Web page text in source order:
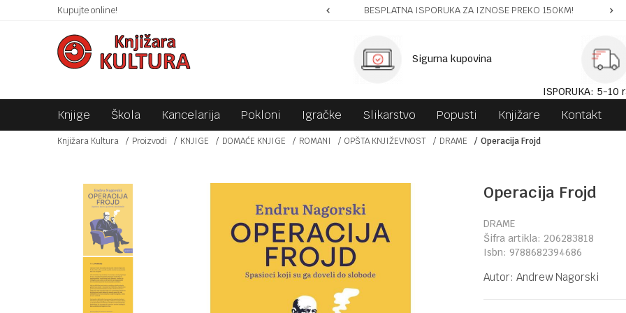
Kupujte online!SIGURNO PLAĆANJE PLATNIM KARTICAMA! BESPLATNA ISPORUKA ZA IZNOSE PREKO 150KM!
Sigurna kupovina
ISPORUKA: 5-10
Knjige Škola Kancelarija Pokloni Igračke Slikarstvo Popusti Knjižare Kontakt
Knjižara Kultura Proizvodi KNJIGE DOMAĆE KNJIGE ROMANI OPŠTA KNJIŽEVNOST DRAME Operacija Frojd
Operacija Frojd
DRAME
Šifra artikla: 206283818
Isbn: 9788682394686
Autor: Andrew Nagorski